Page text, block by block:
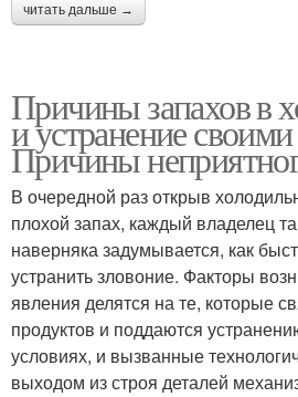
читать дальше →
Причины запахов в
и устранение
Причины
В очередной раз открыв
плохой запах, каждый владелец
наверняка задумывается, как
устранить зловоние. Факторы
явления делятся на те, которые
продуктов и поддаются
условиях, и вызванные
выходом из строя деталей